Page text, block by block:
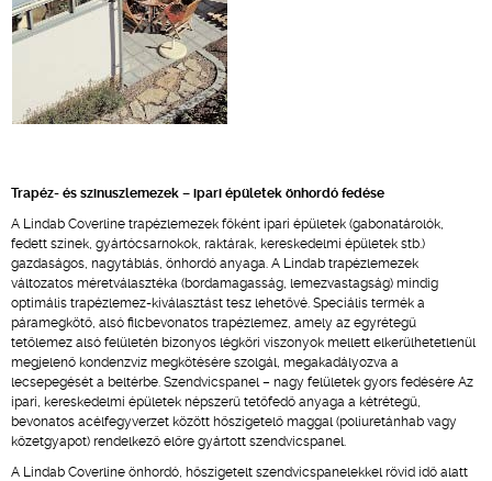
Trapéz- és szinuszlemezek – ipari épületek önhordó fedése
A Lindab Coverline trapézlemezek főként ipari épületek (gabonatárolók,
fedett színek, gyártócsarnokok, raktárak, kereskedelmi épületek stb.)
gazdaságos, nagytáblás, önhordó anyaga. A Lindab trapézlemezek
változatos méretválasztéka (bordamagasság, lemezvastagság) mindig
optimális trapézlemez-kiválasztást tesz lehetővé. Speciális termék a
páramegkötő, alsó filcbevonatos trapézlemez, amely az egyrétegű
tetőlemez alsó felületén bizonyos légköri viszonyok mellett elkerülhetetlenül
megjelenő kondenzvíz megkötésére szolgál, megakadályozva a
lecsepegését a beltérbe. Szendvicspanel – nagy felületek gyors fedésére Az
ipari, kereskedelmi épületek népszerű tetőfedő anyaga a kétrétegű,
bevonatos acélfegyverzet között hőszigetelő maggal (poliuretánhab vagy
kőzetgyapot) rendelkező előre gyártott szendvicspanel.
A Lindab Coverline önhordó, hőszigetelt szendvicspanelekkel rövid idő alatt